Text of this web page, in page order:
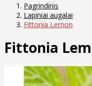
Pagrindinis
Lapiniai augalai
Fittonia Lemon
Fittonia